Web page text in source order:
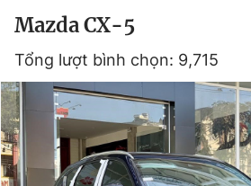
Mazda CX-5
Tổng lượt bình chọn: 9,715